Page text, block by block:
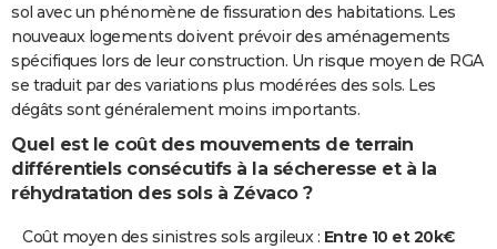
sol avec un phénomène de fissuration des habitations. Les
nouveaux logements doivent prévoir des aménagements
spécifiques lors de leur construction. Un risque moyen de RGA
se traduit par des variations plus modérées des sols. Les
dégâts sont généralement moins importants.
Quel est le coût des mouvements de terrain
différentiels consécutifs à la sécheresse et à la
réhydratation des sols à Zévaco ?
Coût moyen des sinistres sols argileux : Entre 10 et 20k€